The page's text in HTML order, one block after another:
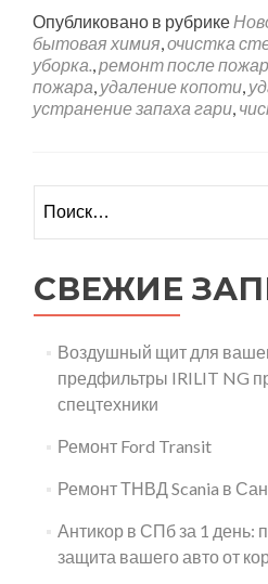
Опубликовано в рубрике
бытовая химия очистка
уборка. ремонт после
пожара удаление копоти
устранение запаха гари
СВЕЖИЕ
Воздушный щит для
предфильтры IRILIT NG
спецтехники
Ремонт Ford Transit
Ремонт ТНВД Scania в
Антикор в СПб за 1 день:
защита вашего авто от